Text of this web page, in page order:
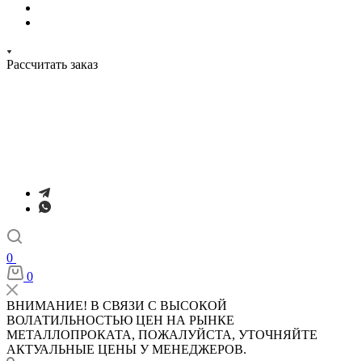
Рассчитать заказ
0
0
ВНИМАНИЕ! В СВЯЗИ С ВЫСОКОЙ
ВОЛАТИЛЬНОСТЬЮ ЦЕН НА РЫНКЕ
МЕТАЛЛОПРОКАТА, ПОЖАЛУЙСТА, УТОЧНЯЙТЕ
АКТУАЛЬНЫЕ ЦЕНЫ У МЕНЕДЖЕРОВ.